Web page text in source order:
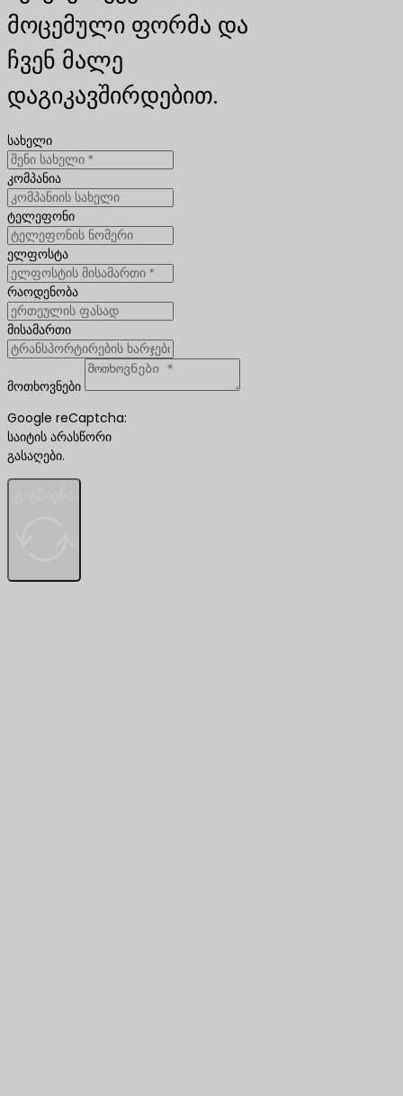
მოცემული ფორმა და
ჩვენ მალე
დაგიკავშირდებით.
სახელი
კომპანია
ტელეფონი
ელფოსტა
რაოდენობა
მისამართი
მოთხოვნები
Google reCaptcha:
საიტის არასწორი
გასაღები.